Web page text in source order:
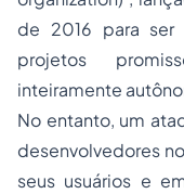
de 2016 para ser
projetos
inteiramente
No entanto, um
desenvolvedores
seus usuários e